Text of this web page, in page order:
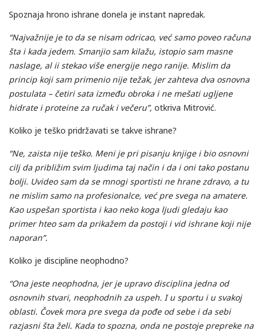
Spoznaja hrono ishrane donela je instant napredak.
“Najvažnije je to da se nisam odricao, već samo poveo računa
šta i kada jedem. Smanjio sam kilažu, istopio sam masne
naslage, al ii stekao više energije nego ranije. Mislim da
princip koji sam primenio nije težak, jer zahteva dva osnovna
postulata – četiri sata između obroka i ne mešati ugljene
hidrate i proteine za ručak i večeru”, otkriva Mitrović.
Koliko je teško pridržavati se takve ishrane?
“Ne, zaista nije teško. Meni je pri pisanju knjige i bio osnovni
cilj da približim svim ljudima taj način i da i oni tako postanu
bolji. Uvideo sam da se mnogi sportisti ne hrane zdravo, a tu
ne mislim samo na profesionalce, već pre svega na amatere.
Kao uspešan sportista i kao neko koga ljudi gledaju kao
primer hteo sam da prikažem da postoji i vid ishrane koji nije
naporan”.
Koliko je discipline neophodno?
“Ona jeste neophodna, jer je upravo disciplina jedna od
osnovnih stvari, neophodnih za uspeh. I u sportu i u svakoj
oblasti. Čovek mora pre svega da pođe od sebe i da sebi
razjasni šta želi. Kada to spozna, onda ne postoje prepreke na